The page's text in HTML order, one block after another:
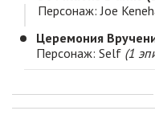
Персонаж: Joe
Церемония
Персонаж: Self (1